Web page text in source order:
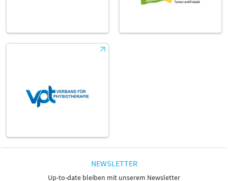
NEWSLETTER
Up-to-date bleiben mit unserem Newsletter